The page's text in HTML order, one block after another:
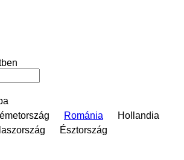
Románia
Hollandia
Észtország